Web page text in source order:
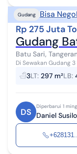
Gudang Bisa Nego
Rp 275 Juta
Gudang
Batu Sari,
Di Sewakan Gudang
Tanah 297m -
Lift baran...
3LT: 297 m²LB:
DS
Diperbarui 1
Daniel Susilo